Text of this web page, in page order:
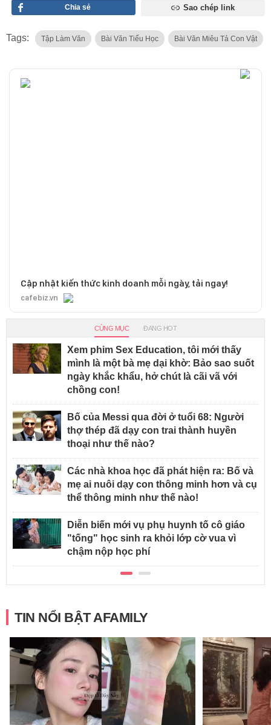
Chia sẻ Sao chép link
Tags: Tập Làm Văn Bài Văn Tiểu Học Bài Văn Miêu Tả Con Vật
Cập nhật kiến thức kinh doanh mỗi ngày, tải ngay!
cafebiz.vn
CÙNG MỤC ĐANG HOT
Xem phim Sex Education, tôi mới thấy
mình là một bà mẹ dại khờ: Bảo sao suốt
ngày khắc khẩu, hở chút là cãi vã với
chồng con!
Bố của Messi qua đời ở tuổi 68: Người
thợ thép đã dạy con trai thành huyền
thoại như thế nào?
Các nhà khoa học đã phát hiện ra: Bố và
mẹ ai nuôi dạy con thông minh hơn và cụ
thể thông minh như thế nào!
Diễn biến mới vụ phụ huynh tố cô giáo
"tống" học sinh ra khỏi lớp cờ vua vì
chậm nộp học phí
TIN NỔI BẬT AFAMILY